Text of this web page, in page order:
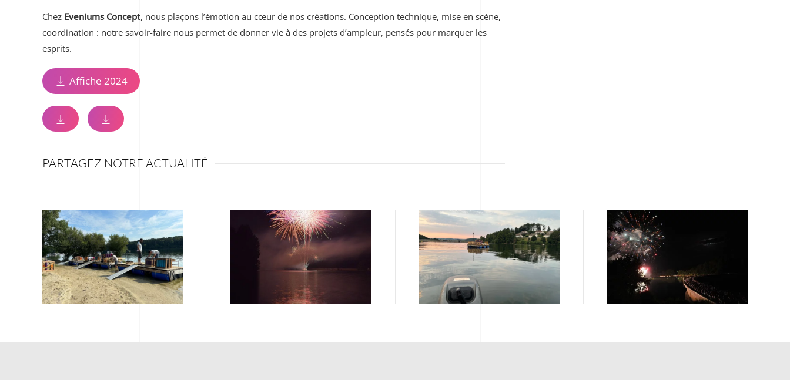
Chez Eveniums Concept, nous plaçons l’émotion au cœur de nos créations. Conception technique, mise en scène,
coordination : notre savoir-faire nous permet de donner vie à des projets d’ampleur, pensés pour marquer les
esprits.
Affiche 2024
PARTAGEZ NOTRE ACTUALITÉ